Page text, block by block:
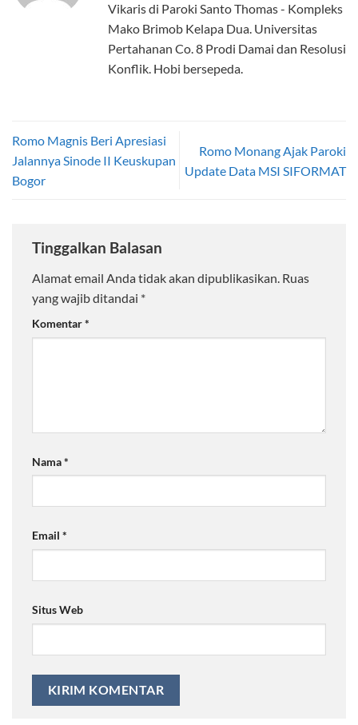
Vikaris di Paroki Santo Thomas - Kompleks
Mako Brimob Kelapa Dua. Universitas
Pertahanan Co. 8 Prodi Damai dan Resolusi
Konflik. Hobi bersepeda.
Romo Magnis Beri Apresiasi
Jalannya Sinode II Keuskupan
Bogor
Romo Monang Ajak Paroki
Update Data MSI SIFORMAT
Tinggalkan Balasan
Alamat email Anda tidak akan dipublikasikan. Ruas
yang wajib ditandai *
Komentar*
Nama*
Email *
Situs Web